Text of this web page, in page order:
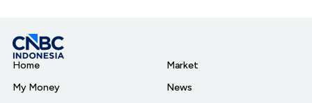
Home
My Money
Market
News